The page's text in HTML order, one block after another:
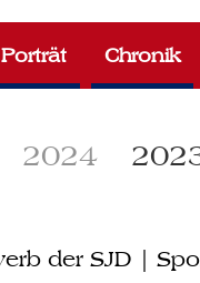
2024
Porträt Chronik
der SJD |